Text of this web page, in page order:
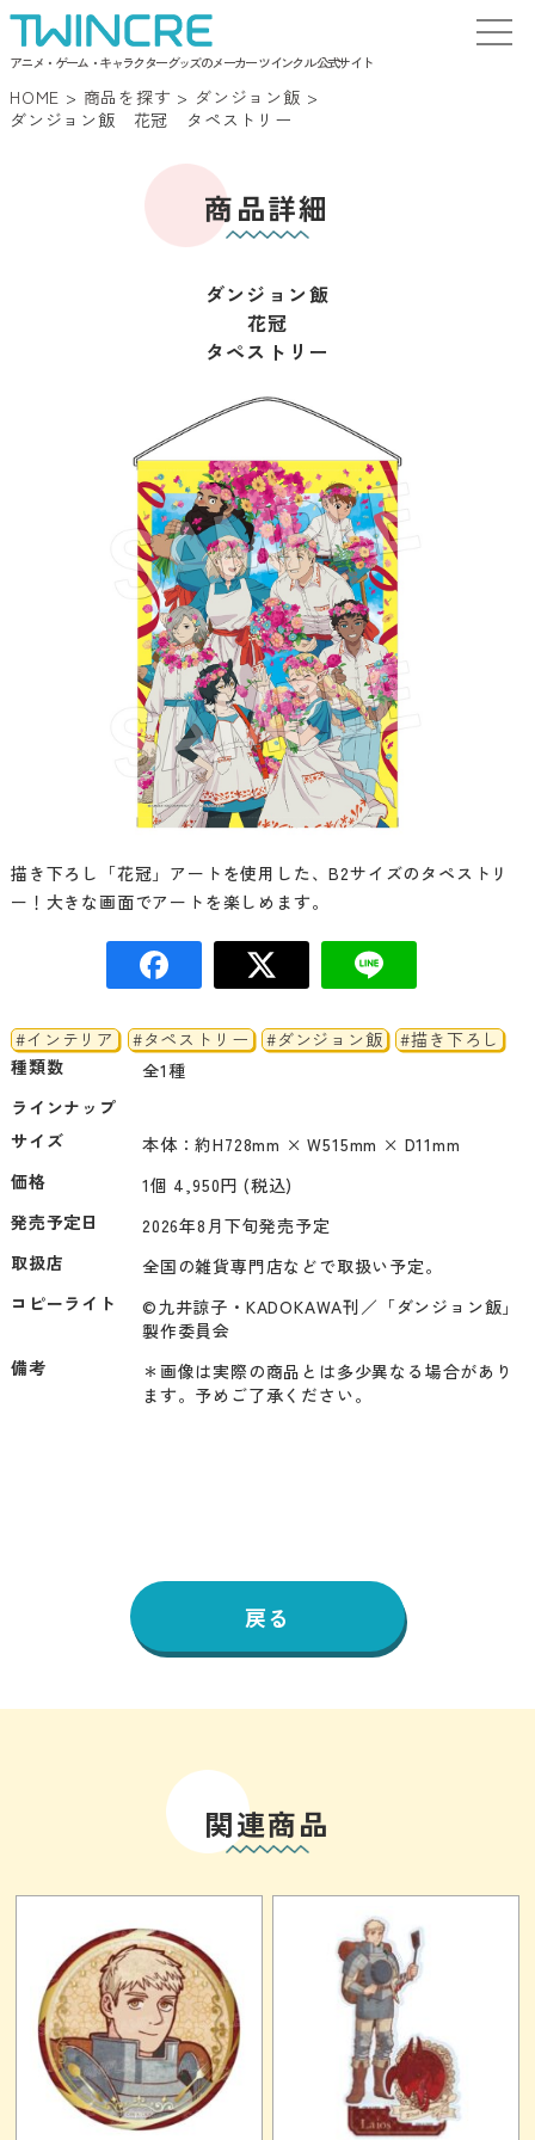
アニメ・ゲーム・キャラクターグッズのメーカー ツインクル 公式サイト
HOME > 商品を探す > ダンジョン飯 >
ダンジョン飯 花冠 タペストリー
商品詳細
ダンジョン飯
花冠
タペストリー
描き下ろし「花冠」アートを使用した、B2サイズのタペストリ
ー！大きな画面でアートを楽しめます。
#インテリア #タペストリー #ダンジョン飯
#描き下ろし
種類数
全1種
ラインナップ
サイズ
本体：約H728mm × W515mm × D11mm
価格
1個 4,950円 (税込)
発売予定日
2026年8月下旬発売予定
取扱店
全国の雑貨専門店などで取扱い予定。
コピーライト
©九井諒子・KADOKAWA刊／「ダンジョン飯」
製作委員会
備考
＊画像は実際の商品とは多少異なる場合があり
ます。予めご了承ください。
戻る
関連商品